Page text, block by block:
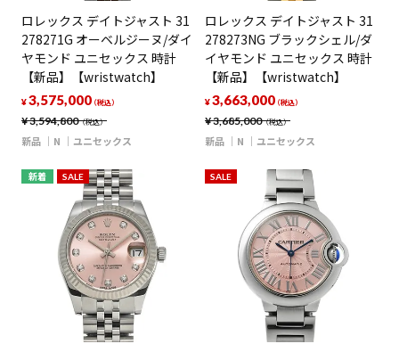
ロレックス デイトジャスト 31
278271G オーベルジーヌ/ダイ
ヤモンド ユニセックス 時計
【新品】【wristwatch】
¥3,594,800（税込）
¥3,575,000（税込）
新品 N ユニセックス
ロレックス デイトジャスト 31
278273NG ブラックシェル/ダ
イヤモンド ユニセックス 時計
【新品】【wristwatch】
¥3,685,000（税込）
¥3,663,000（税込）
新品 N ユニセックス
新着 SALE SALE